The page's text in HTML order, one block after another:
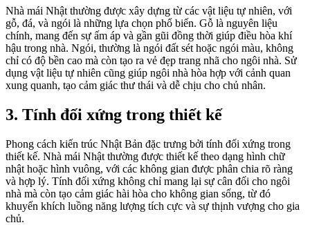
Nhà mái Nhật thường được xây dựng từ các vật liệu tự nhiên, với
gỗ, đá, và ngói là những lựa chọn phổ biến. Gỗ là nguyên liệu
chính, mang đến sự ấm áp và gần gũi đồng thời giúp điều hòa khí
hậu trong nhà. Ngói, thường là ngói đất sét hoặc ngói màu, không
chỉ có độ bền cao mà còn tạo ra vẻ đẹp trang nhã cho ngôi nhà. Sử
dụng vật liệu tự nhiên cũng giúp ngôi nhà hòa hợp với cảnh quan
xung quanh, tạo cảm giác thư thái và dễ chịu cho chủ nhân.
3. Tính đối xứng trong thiết kế
Phong cách kiến trúc Nhật Bản đặc trưng bởi tính đối xứng trong
thiết kế. Nhà mái Nhật thường được thiết kế theo dạng hình chữ
nhật hoặc hình vuông, với các không gian được phân chia rõ ràng
và hợp lý. Tính đối xứng không chỉ mang lại sự cân đối cho ngôi
nhà mà còn tạo cảm giác hài hòa cho không gian sống, từ đó
khuyến khích luồng năng lượng tích cực và sự thịnh vượng cho gia
chủ.